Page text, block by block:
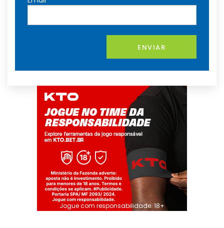
ENVIAR
Jogue com responsabilidade. 18+